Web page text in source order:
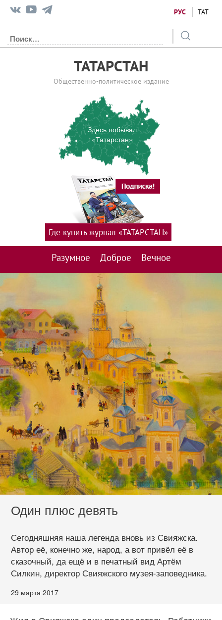
РУС ТАТ
ТАТАРСТАН
Общественно-политическое издание
Здесь побывал
«Татарстан»
Разумное Доброе Вечное
Где купить журнал «ТАТАРСТАН»
Один плюс девять
Сегодняшняя наша легенда вновь из Свияжска.
Автор её, конечно же, народ, а вот привёл её в
сказочный, да ещё и в печатный вид Артём
Силкин, директор Свияжского музея-заповедника.
29 марта 2017